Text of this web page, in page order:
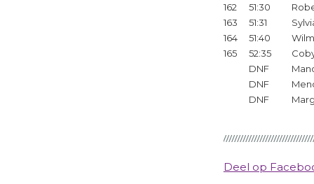
162
51:30
163
51:31
164
51:40
165
52:35
DNF
DNF
DNF
Deel op